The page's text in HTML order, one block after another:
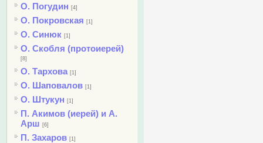
О. Погудин [4]
О. Покровская [1]
О. Синюк [1]
О. Скобля (протоиерей)
[8]
О. Тархова [1]
О. Шаповалов [1]
О. Штукун [1]
П. Акимов (иерей) и А.
Арш [6]
П. Захаров [1]